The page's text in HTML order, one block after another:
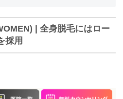
| 全身脱毛にはロー
採用